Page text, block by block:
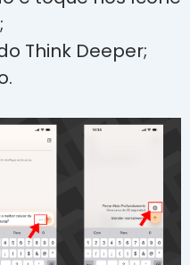
Think Deeper;